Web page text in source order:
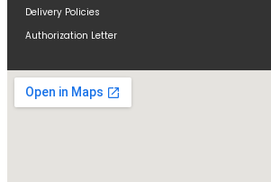
Delivery Policies
Authorization Letter